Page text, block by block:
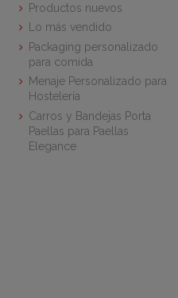
Productos nuevos
Lo más vendido
Packaging personalizado
para comida
Menaje Personalizado para
Hostelería
Carros y Bandejas Porta
Paellas para Paellas
Elegance